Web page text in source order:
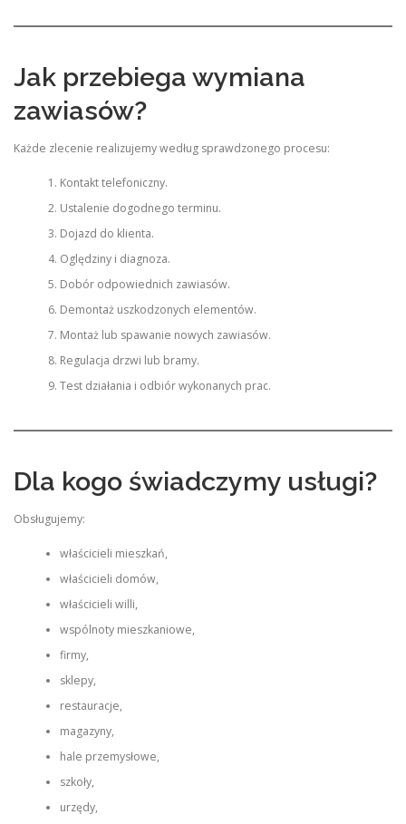
Jak przebiega wymiana
zawiasów?
Każde zlecenie realizujemy według sprawdzonego procesu:
Kontakt telefoniczny.
Ustalenie dogodnego terminu.
Dojazd do klienta.
Oględziny i diagnoza.
Dobór odpowiednich zawiasów.
Demontaż uszkodzonych elementów.
Montaż lub spawanie nowych zawiasów.
Regulacja drzwi lub bramy.
Test działania i odbiór wykonanych prac.
Dla kogo świadczymy usługi?
Obsługujemy:
właścicieli mieszkań,
właścicieli domów,
właścicieli willi,
wspólnoty mieszkaniowe,
firmy,
sklepy,
restauracje,
magazyny,
hale przemysłowe,
szkoły,
urzędy,